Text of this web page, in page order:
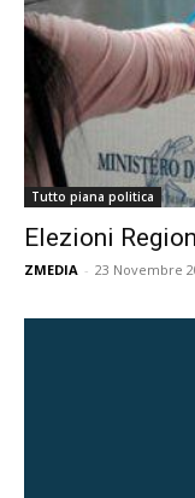
Tutto piana politica
Elezioni
ZMEDIA - 23 Novembre